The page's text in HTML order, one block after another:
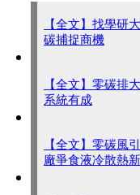
【全文】找學
碳捕捉商機
【全文】零碳
系統有成
【全文】零碳
廠爭食液冷散熱